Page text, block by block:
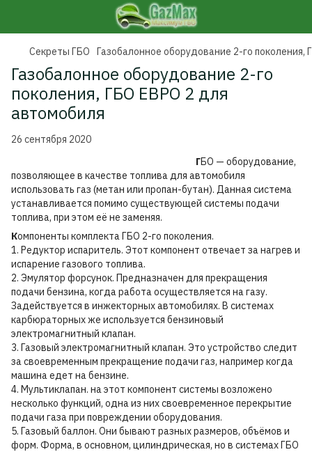
Секреты ГБО Газобалонное оборудование 2-го
Газобалонное оборудование 2-го
поколения, ГБО ЕВРО 2 для
автомобиля
26 сентября 2020
ГБО — оборудование,
позволяющее в качестве топлива для автомобиля
использовать газ (метан или пропан-бутан). Данная система
устанавливается помимо существующей системы подачи
топлива, при этом её не заменяя.
Компоненты комплекта ГБО 2-го поколения.
1. Редуктор испаритель. Этот компонент отвечает за нагрев и
испарение газового топлива.
2. Эмулятор форсунок. Предназначен для прекращения
подачи бензина, когда работа осуществляется на газу.
Задействуется в инжекторных автомобилях. В системах
карбюраторных же используется бензиновый
электромагнитный клапан.
3. Газовый электромагнитный клапан. Это устройство следит
за своевременным прекращение подачи газ, например когда
машина едет на бензине.
4. Мультиклапан. на этот компонент системы возложено
несколько функций, одна из них своевременное перекрытие
подачи газа при повреждении оборудования.
5. Газовый баллон. Они бывают разных размеров, объёмов и
форм. Форма, в основном, цилиндрическая, но в системах ГБО